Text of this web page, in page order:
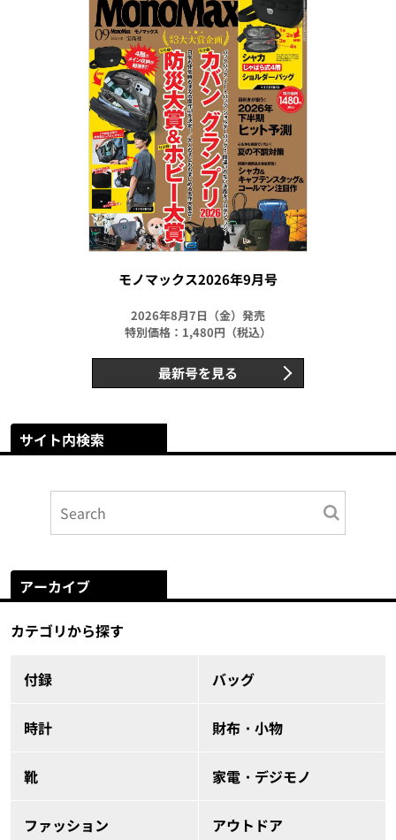
モノマックス2026年9月号
2026年8月7日（金）発売
特別価格：1,480円（税込）
最新号を見る
サイト内検索
アーカイブ
カテゴリから探す
付録 バッグ
時計 財布・小物
靴 家電・デジモノ
ファッション アウトドア